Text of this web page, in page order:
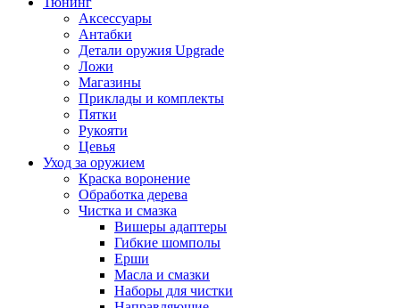
Аксессуары
Антабки
Детали оружия Upgrade
Ложи
Магазины
Приклады и комплекты
Пятки
Рукояти
Цевья
Уход за оружием
Краска воронение
Обработка дерева
Чистка и смазка
Вишеры адаптеры
Гибкие шомполы
Ерши
Масла и смазки
Наборы для чистки